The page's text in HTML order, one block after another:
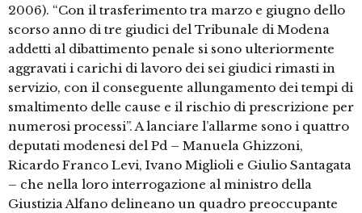
2006). “Con il trasferimento tra marzo e giugno dello
scorso anno di tre giudici del Tribunale di Modena
addetti al dibattimento penale si sono ulteriormente
aggravati i carichi di lavoro dei sei giudici rimasti in
servizio, con il conseguente allungamento dei tempi di
smaltimento delle cause e il rischio di prescrizione per
numerosi processi”. A lanciare l’allarme sono i quattro
deputati modenesi del Pd – Manuela Ghizzoni,
Ricardo Franco Levi, Ivano Miglioli e Giulio Santagata
– che nella loro interrogazione al ministro della
Giustizia Alfano delineano un quadro preoccupante